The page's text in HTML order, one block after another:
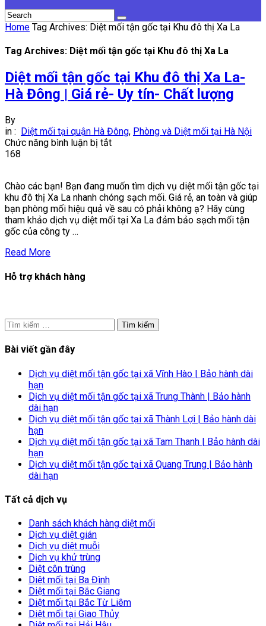
Home Tag Archives: Diệt mối tận gốc tại Khu đô thị Xa La
Tag Archives: Diệt mối tận gốc tại Khu đô thị Xa La
Diệt mối tận gốc tại Khu đô thị Xa La-
Hà Đông | Giá rẻ- Uy tín- Chất lượng
By
in :
Diệt mối tại quận Hà Đông, Phòng và Diệt mối tại Hà Nội
Chức năng bình luận bị tắtở
gốc
tại
Khu
đô
Uy
tín-
168
Chào các bạn! Bạn đang muốn tìm dịch vụ diệt mối tận gốc tại
khu đô thị Xa La nhanh chóng sạch mối. Giá rẻ, an toàn và giúp
bạn phòng mối hiệu quả về sau có phải không ạ? Hãy cùng
tham khảo dịch vụ diệt mối tại Xa La đảm bảo sạch mối tận
gốc của công ty …
Read More
Hỗ trợ khách hàng
Tìm
kiếm
cho:
Bài viết gần đây
Dịch vụ diệt mối tận gốc tại xã Vĩnh Hào | Bảo hành dài
hạn
Dịch vụ diệt mối tận gốc tại xã Trung Thành | Bảo hành
dài hạn
Dịch vụ diệt mối tận gốc tại xã Thành Lợi | Bảo hành dài
hạn
Dịch vụ diệt mối tận gốc tại xã Tam Thanh | Bảo hành dài
hạn
Dịch vụ diệt mối tận gốc tại xã Quang Trung | Bảo hành
dài hạn
Tất cả dịch vụ
Danh sách khách hàng diệt mối
Dịch vụ diệt gián
Dịch vụ diệt muỗi
Dịch vụ khử trùng
Diệt côn trùng
Diệt mối tại Ba Đình
Diệt mối tại Bắc Giang
Diệt mối tại Bắc Từ Liêm
Diệt mối tại Giao Thủy